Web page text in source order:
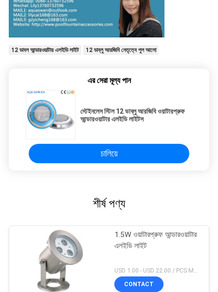
12 ডাবল আন্ডারওয়াটার এলইডি লাইট 12 ডাব্লু আরজিবি নেতৃত্বে পুল আলো
এর সেরা মূল্য পান
স্টেইনলেস স্টিল 12 ডাব্লু আরজিবি ওয়াটারপ্রুফ
আন্ডারওয়াটার এলইডি লাইটস
চালিয়ে
শীর্ষ পণ্য
1.5W ওয়াটারপ্রুফ আন্ডারওয়াটার
এলইডি লাইট
CONTACT